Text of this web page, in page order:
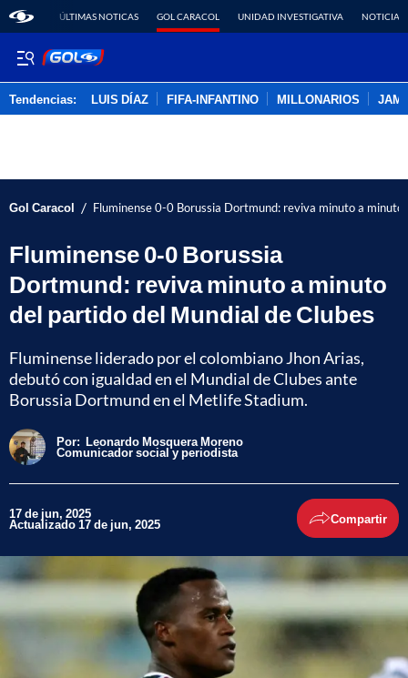
ÚLTIMAS NOTICAS GOL CARACOL UNIDAD INVESTIGATIVA NOTICIAS
Tendencias: LUIS DÍAZ FIFA-INFANTINO MILLONARIOS
Gol Caracol / Fluminense 0-0 Borussia Dortmund: reviva minuto a
Fluminense 0-0 Borussia
Dortmund: reviva minuto a minuto
del partido del Mundial de Clubes
Fluminense liderado por el colombiano Jhon Arias,
debutó con igualdad en el Mundial de Clubes ante
Borussia Dortmund en el Metlife Stadium.
Por: Leonardo Mosquera Moreno
Comunicador social y periodista
17 de jun, 2025
Actualizado 17 de jun, 2025 Compartir